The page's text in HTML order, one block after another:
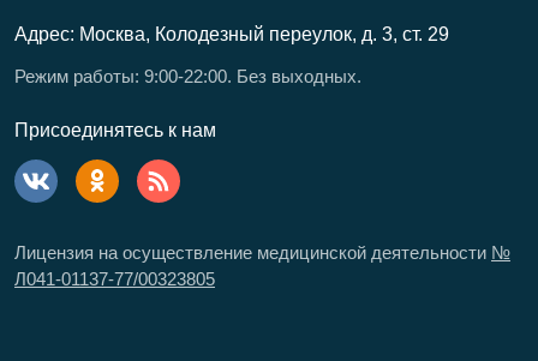
Адрес: Москва, Колодезный переулок, д. 3, ст. 29
Режим работы: 9:00-22:00. Без выходных.
Присоединятесь к нам
Лицензия на осуществление медицинской деятельности №
Л041-01137-77/00323805